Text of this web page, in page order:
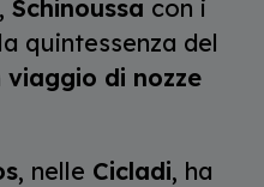
Schinoussa con i
quintessenza del
viaggio di nozze
, nelle Cicladi, ha